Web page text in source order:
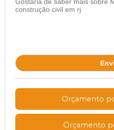
Orçamento
Orçamento